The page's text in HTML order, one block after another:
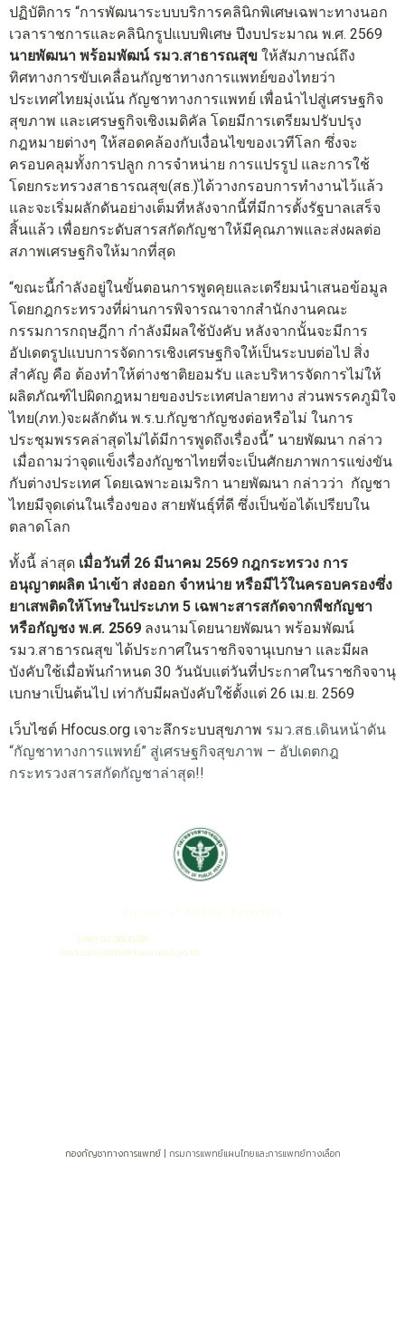
ปฏิบัติการ “การพัฒนาระบบบริการคลินิกพิเศษเฉพาะทางนอก
เวลาราชการและคลินิกรูปแบบพิเศษ ปีงบประมาณ พ.ศ. 2569
นายพัฒนา พร้อมพัฒน์ รมว.สาธารณสุข ให้สัมภาษณ์ถึง
ทิศทางการขับเคลื่อนกัญชาทางการแพทย์ของไทยว่า
ประเทศไทยมุ่งเน้น กัญชาทางการแพทย์ เพื่อนำไปสู่เศรษฐกิจ
สุขภาพ และเศรษฐกิจเชิงเมดิคัล โดยมีการเตรียมปรับปรุง
กฎหมายต่างๆ ให้สอดคล้องกับเงื่อนไขของเวทีโลก ซึ่งจะ
ครอบคลุมทั้งการปลูก การจำหน่าย การแปรรูป และการใช้
โดยกระทรวงสาธารณสุข(สธ.)ได้วางกรอบการทำงานไว้แล้ว
และจะเริ่มผลักดันอย่างเต็มที่หลังจากนี้ที่มีการตั้งรัฐบาลเสร็จ
สิ้นแล้ว เพื่อยกระดับสารสกัดกัญชาให้มีคุณภาพและส่งผลต่อ
สภาพเศรษฐกิจให้มากที่สุด
“ขณะนี้กำลังอยู่ในขั้นตอนการพูดคุยและเตรียมนำเสนอข้อมูล
โดยกฎกระทรวงที่ผ่านการพิจารณาจากสำนักงานคณะ
กรรมการกฤษฎีกา กำลังมีผลใช้บังคับ หลังจากนั้นจะมีการ
อัปเดตรูปแบบการจัดการเชิงเศรษฐกิจให้เป็นระบบต่อไป สิ่ง
สำคัญ คือ ต้องทำให้ต่างชาติยอมรับ และบริหารจัดการไม่ให้
ผลิตภัณฑ์ไปผิดกฎหมายของประเทศปลายทาง ส่วนพรรคภูมิใจ
ไทย(ภท.)จะผลักดัน พ.ร.บ.กัญชากัญชงต่อหรือไม่ ในการ
ประชุมพรรคล่าสุดไม่ได้มีการพูดถึงเรื่องนี้” นายพัฒนา กล่าว
เมื่อถามว่าจุดแข็งเรื่องกัญชาไทยที่จะเป็นศักยภาพการแข่งขัน
กับต่างประเทศ โดยเฉพาะอเมริกา นายพัฒนา กล่าวว่า กัญชา
ไทยมีจุดเด่นในเรื่องของ สายพันธุ์ที่ดี ซึ่งเป็นข้อได้เปรียบใน
ตลาดโลก
ทั้งนี้ ล่าสุด เมื่อวันที่ 26 มีนาคม 2569 กฎกระทรวง การ
อนุญาตผลิต นำเข้า ส่งออก จำหน่าย หรือมีไว้ในครอบครองซึ่ง
ยาเสพติดให้โทษในประเภท 5 เฉพาะสารสกัดจากพืชกัญชา
หรือกัญชง พ.ศ. 2569 ลงนามโดยนายพัฒนา พร้อมพัฒน์
รมว.สาธารณสุข ได้ประกาศในราชกิจจานุเบกษา และมีผล
บังคับใช้เมื่อพ้นกำหนด 30 วันนับแต่วันที่ประกาศในราชกิจจานุ
เบกษาเป็นต้นไป เท่ากับมีผลบังคับใช้ตั้งแต่ 26 เม.ย. 2569
เว็บไซต์ Hfocus.org เจาะลึกระบบสุขภาพ รมว.สธ.เดินหน้าดัน
“กัญชาทางการแพทย์” สู่เศรษฐกิจสุขภาพ – อัปเดตกฎ
กระทรวงสารสกัดกัญชาล่าสุด!!
Division of Medical Cannabis
(+66) 02-5800281
med.cannabis@dtam.mail.go.th
กองกัญชาทางการแพทย์ | กรมการแพทย์แผนไทยและการแพทย์ทางเลือก